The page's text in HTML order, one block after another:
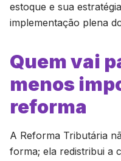
estoque e sua
implementação plena
Quem vai
menos
reforma
A Reforma Tributária
forma; ela redistribui a